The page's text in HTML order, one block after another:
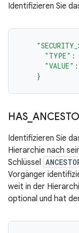
Identifizieren Sie
"TYPE" :
"VALUE" :
}
HAS_
Identifizieren Sie
Hierarchie nach
Schlüssel
Vorgänger
weit in der
optional und hat